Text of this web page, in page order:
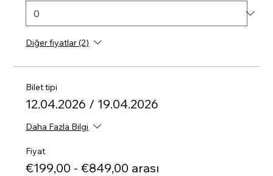
Diğer fiyatlar (2)
Bilet tipi
12.04.2026 / 19.04.2026
Daha Fazla Bilgi
Fiyat
€199,00 - €849,00 arası